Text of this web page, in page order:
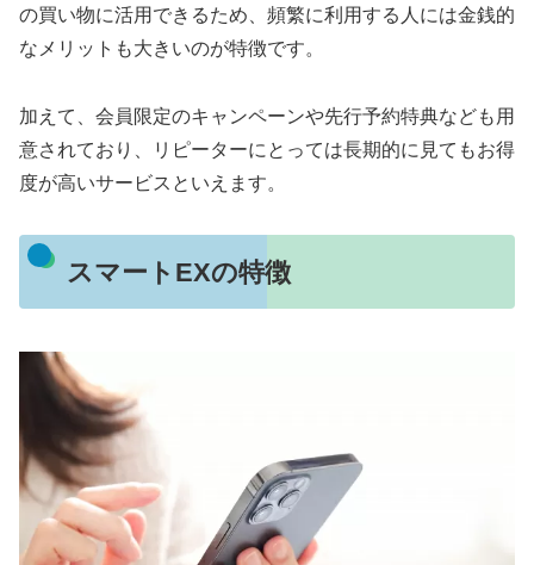
の買い物に活用できるため、頻繁に利用する人には金銭的
なメリットも大きいのが特徴です。
加えて、会員限定のキャンペーンや先行予約特典なども用
意されており、リピーターにとっては長期的に見てもお得
度が高いサービスといえます。
スマートEXの特徴